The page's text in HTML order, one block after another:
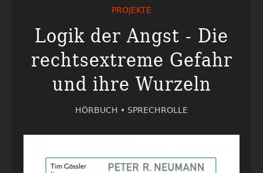
PROJEKTE
Logik der Angst - Die
rechtsextreme Gefahr
und ihre Wurzeln
HÖRBUCH • SPRECHROLLE